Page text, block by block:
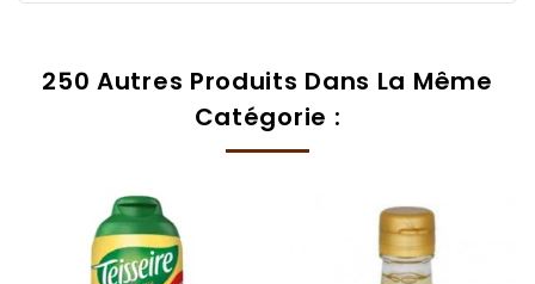
250 Autres Produits Dans La Même
Catégorie :